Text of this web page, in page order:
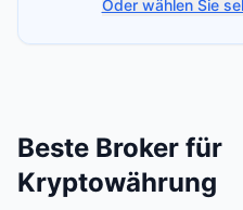
Oder wählen Sie
Beste Broker für
Kryptowährung